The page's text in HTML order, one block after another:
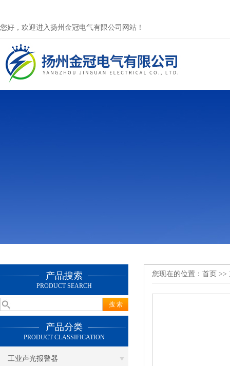
您好，欢迎进入扬州金冠电气有限公司网站！
产品搜索
PRODUCT SEARCH
产品分类
PRODUCT CLASSIFICATION
工业声光报警器
您现在的位置： 首页 >>